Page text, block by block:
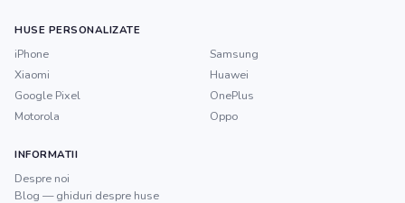
HUSE PERSONALIZATE
iPhone
Samsung
Xiaomi
Huawei
Google Pixel
OnePlus
Motorola
Oppo
INFORMATII
Despre noi
Blog — ghiduri despre huse